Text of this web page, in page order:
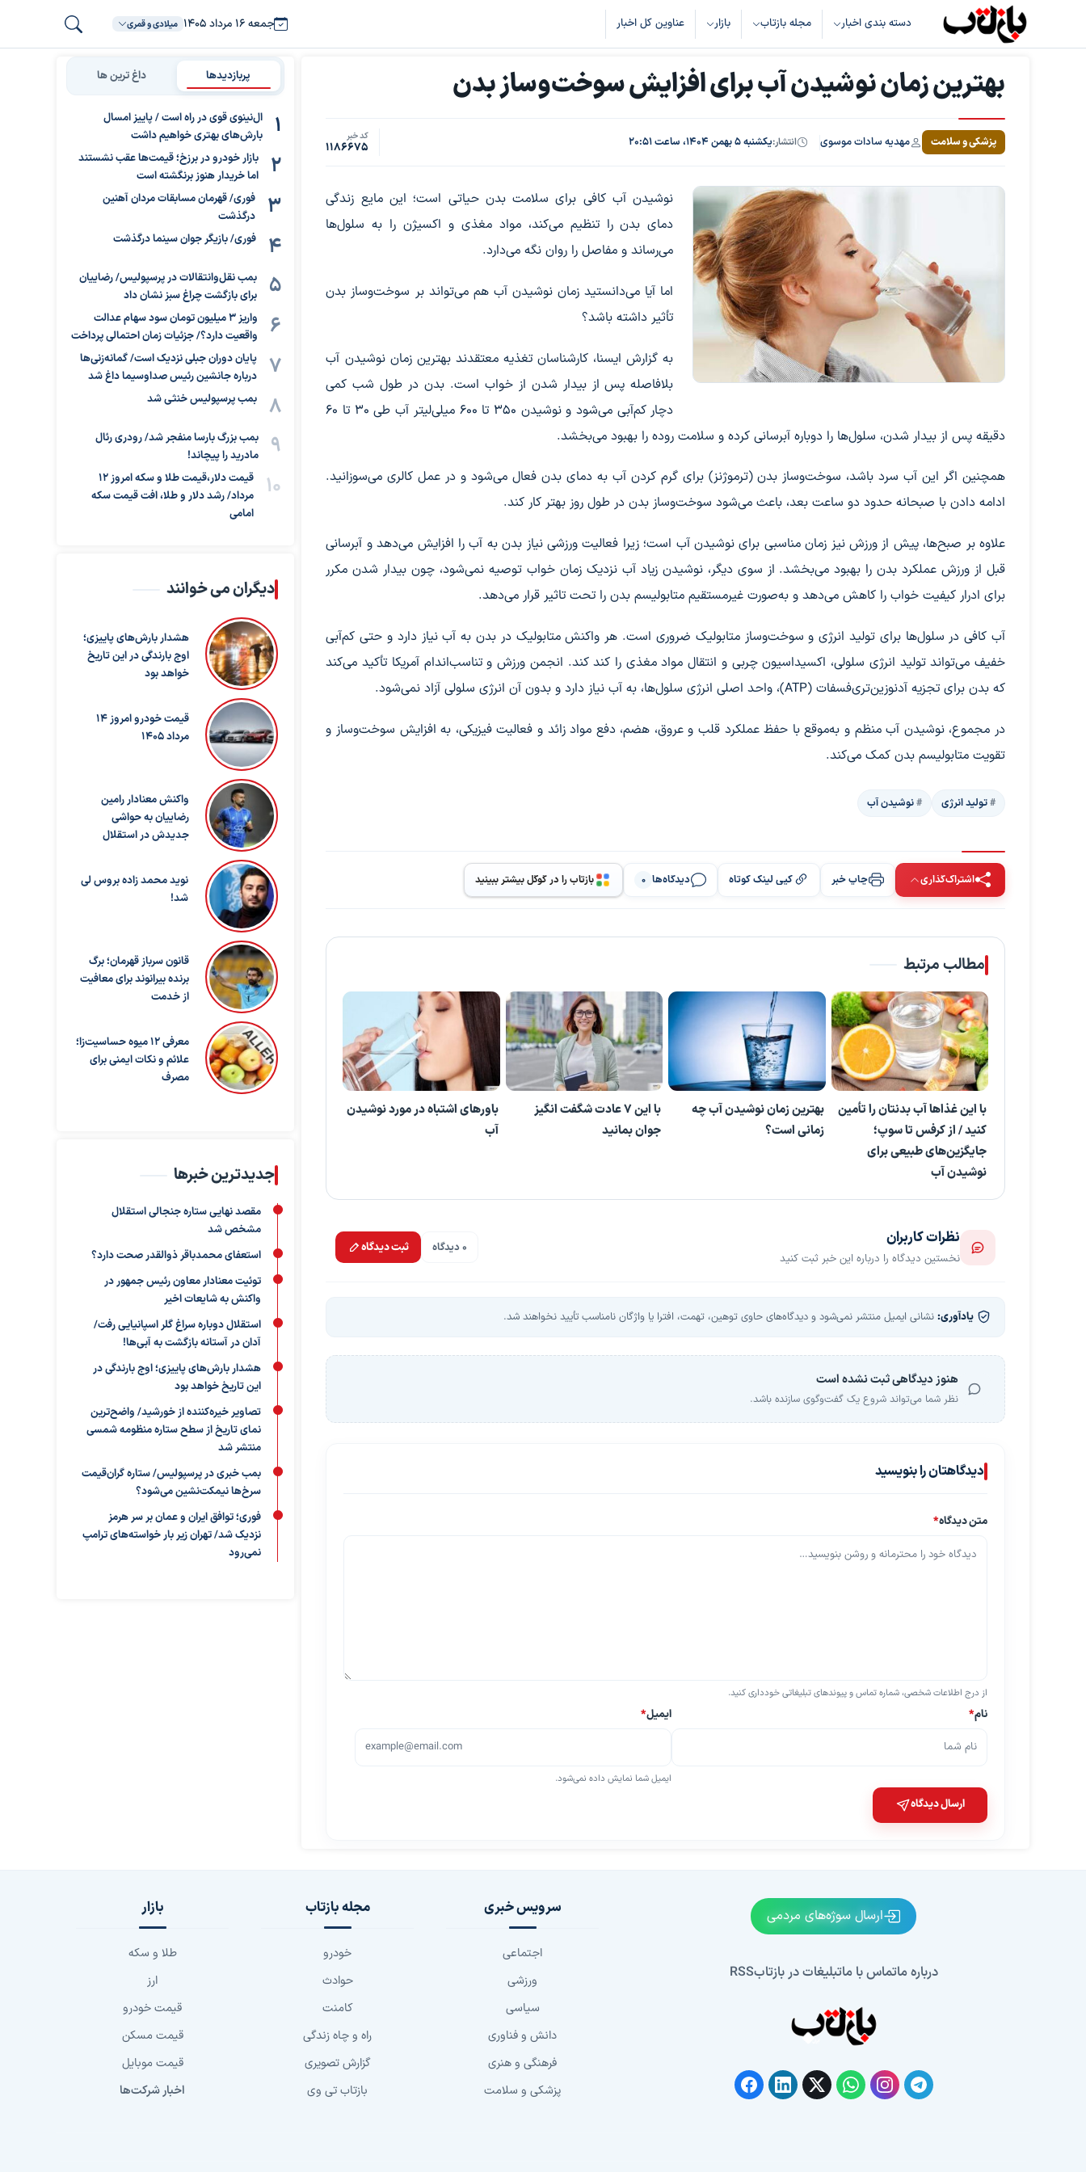
دسته بندی اخبار مجله بازتاب بازار عناوین کل اخبار جمعه ۱۶ مرداد ۱۴۰۵ میلادی و قمری
بهترین زمان نوشیدن آب برای افزایش سوخت‌وساز بدن
پزشکی و سلامت مهدیه سادات موسوی انتشار:یکشنبه ۵ بهمن ۱۴۰۴، ساعت ۲۰:۵۱ کد خبر
1186675
نوشیدن آب کافی برای سلامت بدن حیاتی است؛ این مایع زندگی
دمای بدن را تنظیم می‌کند، مواد مغذی و اکسیژن را به سلول‌ها
می‌رساند و مفاصل را روان نگه می‌دارد.
اما آیا می‌دانستید زمان نوشیدن آب هم می‌تواند بر سوخت‌وساز بدن
تأثیر داشته باشد؟
به گزارش ایسنا، کارشناسان تغذیه معتقدند بهترین زمان نوشیدن آب
بلافاصله پس از بیدار شدن از خواب است. بدن در طول شب کمی
دچار کم‌آبی می‌شود و نوشیدن ۳۵۰ تا ۶۰۰ میلی‌لیتر آب طی ۳۰ تا ۶۰
دقیقه پس از بیدار شدن، سلول‌ها را دوباره آبرسانی کرده و سلامت روده را بهبود می‌بخشد.
همچنین اگر این آب سرد باشد، سوخت‌وساز بدن (ترموژنز) برای گرم کردن آب به دمای بدن فعال می‌شود و در عمل کالری می‌سوزانید.
ادامه دادن با صبحانه حدود دو ساعت بعد، باعث می‌شود سوخت‌وساز بدن در طول روز بهتر کار کند.
علاوه بر صبح‌ها، پیش از ورزش نیز زمان مناسبی برای نوشیدن آب است؛ زیرا فعالیت ورزشی نیاز بدن به آب را افزایش می‌دهد و آبرسانی
قبل از ورزش عملکرد بدن را بهبود می‌بخشد. از سوی دیگر، نوشیدن زیاد آب نزدیک زمان خواب توصیه نمی‌شود، چون بیدار شدن مکرر
برای ادرار کیفیت خواب را کاهش می‌دهد و به‌صورت غیرمستقیم متابولیسم بدن را تحت تاثیر قرار می‌دهد.
آب کافی در سلول‌ها برای تولید انرژی و سوخت‌وساز متابولیک ضروری است. هر واکنش متابولیک در بدن به آب نیاز دارد و حتی کم‌آبی
خفیف می‌تواند تولید انرژی سلولی، اکسیداسیون چربی و انتقال مواد مغذی را کند کند. انجمن ورزش و تناسب‌اندام آمریکا تأکید می‌کند
که بدن برای تجزیه آدنوزین‌تری‌فسفات (ATP)، واحد اصلی انرژی سلول‌ها، به آب نیاز دارد و بدون آن انرژی سلولی آزاد نمی‌شود.
در مجموع، نوشیدن آب منظم و به‌موقع با حفظ عملکرد قلب و عروق، هضم، دفع مواد زائد و فعالیت فیزیکی، به افزایش سوخت‌وساز و
تقویت متابولیسم بدن کمک می‌کند.
تولید انرژی نوشیدن آب
اشتراک‌گذاری چاپ خبر کپی لینک کوتاه دیدگاه‌ها 0 بازتاب را در گوگل بیشتر ببینید
مطالب مرتبط
با این غذاها آب بدنتان را تأمین
کنید / از کرفس تا سوپ؛
جایگزین‌های طبیعی برای
نوشیدن آب
بهترین زمان نوشیدن آب چه
زمانی است؟
با این 7 عادت شگفت انگیز
جوان بمانید
باورهای اشتباه در مورد نوشیدن
آب
نظرات کاربران
نخستین دیدگاه را درباره این خبر ثبت کنید
0 دیدگاه ثبت دیدگاه
یادآوری: نشانی ایمیل منتشر نمی‌شود و دیدگاه‌های حاوی توهین، تهمت، افترا یا واژگان نامناسب تأیید نخواهند شد.
هنوز دیدگاهی ثبت نشده است
نظر شما می‌تواند شروع یک گفت‌وگوی سازنده باشد.
دیدگاهتان را بنویسید
متن دیدگاه*
از درج اطلاعات شخصی، شماره تماس و پیوندهای تبلیغاتی خودداری کنید.
نام* ایمیل*
ایمیل شما نمایش داده نمی‌شود.
ارسال دیدگاه
پربازدیدها داغ ترین ها
ال‌نینوی قوی در راه است / پاییز امسال
بارش‌های بهتری خواهیم داشت
بازار خودرو در برزخ؛ قیمت‌ها عقب نشستند
اما خریدار هنوز برنگشته است
فوری/ قهرمان مسابقات مردان آهنین
درگذشت
فوری/ بازیگر جوان سینما درگذشت
بمب نقل‌وانتقالات در پرسپولیس/ رضاییان
برای بازگشت چراغ سبز نشان داد
واریز ۳ میلیون تومان سود سهام عدالت
واقعیت دارد؟/ جزئیات زمان احتمالی پرداخت
پایان دوران جبلی نزدیک است/ گمانه‌زنی‌ها
درباره جانشین رئیس صداوسیما داغ شد
بمب پرسپولیس خنثی شد
بمب بزرگ بارسا منفجر شد/ رودری رئال
مادرید را پیچاند!
قیمت دلار،قیمت طلا و سکه امروز ۱۲
مرداد/ رشد دلار و طلا، افت قیمت سکه
امامی
دیگران می خوانند
هشدار بارش‌های پاییزی؛
اوج بارندگی در این تاریخ
خواهد بود
قیمت خودرو امروز 14
مرداد 1405
واکنش معنادار رامین
رضاییان به حواشی
جدیدش در استقلال
نوید محمد زاده بروس لی
شد!
قانون سرباز قهرمان؛ برگ
برنده بیرانوند برای معافیت
از خدمت
معرفی ۱۲ میوه حساسیت‌زا؛
علائم و نکات ایمنی برای
مصرف
جدیدترین خبرها
مقصد نهایی ستاره جنجالی استقلال
مشخص شد
استعفای محمدباقر ذوالقدر صحت دارد؟
توئیت معنادار معاون رئیس جمهور در
واکنش به شایعات اخیر
استقلال دوباره سراغ گلر اسپانیایی رفت/
آدان در آستانه بازگشت به آبی‌ها!
هشدار بارش‌های پاییزی؛ اوج بارندگی در
این تاریخ خواهد بود
تصاویر خیره‌کننده از خورشید/ واضح‌ترین
نمای تاریخ از سطح ستاره منظومه شمسی
منتشر شد
بمب خبری در پرسپولیس/ ستاره گران‌قیمت
سرخ‌ها نیمکت‌نشین می‌شود؟
فوری؛ توافق ایران و عمان بر سر هرمز
نزدیک شد/ تهران زیر بار خواسته‌های ترامپ
نمی‌رود
ارسال سوژه‌های مردمی
درباره ماتماس با ماتبلیغات در بازتابRSS
سرویس خبری
اجتماعی
ورزشی
سیاسی
دانش و فناوری
فرهنگی و هنری
پزشکی و سلامت
مجله بازتاب
خودرو
حوادث
کامنت
راه و چاه زندگی
گزارش تصویری
بازتاب تی وی
بازار
طلا و سکه
ارز
قیمت خودرو
قیمت مسکن
قیمت موبایل
اخبار شرکت‌ها